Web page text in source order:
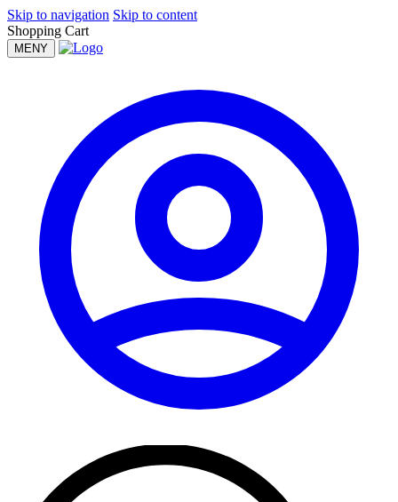
Skip to navigation Skip to content
Shopping Cart
MENY